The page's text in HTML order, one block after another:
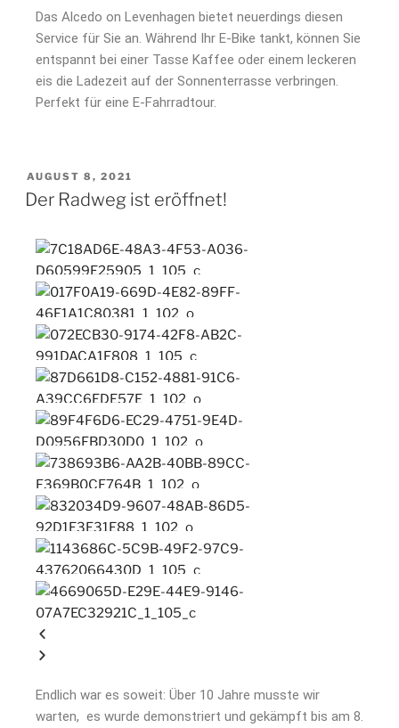
Das Alcedo on Levenhagen bietet neuerdings diesen
Service für Sie an. Während Ihr E-Bike tankt, können Sie
entspannt bei einer Tasse Kaffee oder einem leckeren
eis die Ladezeit auf der Sonnenterrasse verbringen.
Perfekt für eine E-Fahrradtour.
AUGUST 8, 2021
Der Radweg ist eröffnet!
Endlich war es soweit: Über 10 Jahre musste wir
warten, es wurde demonstriert und gekämpft bis am 8.